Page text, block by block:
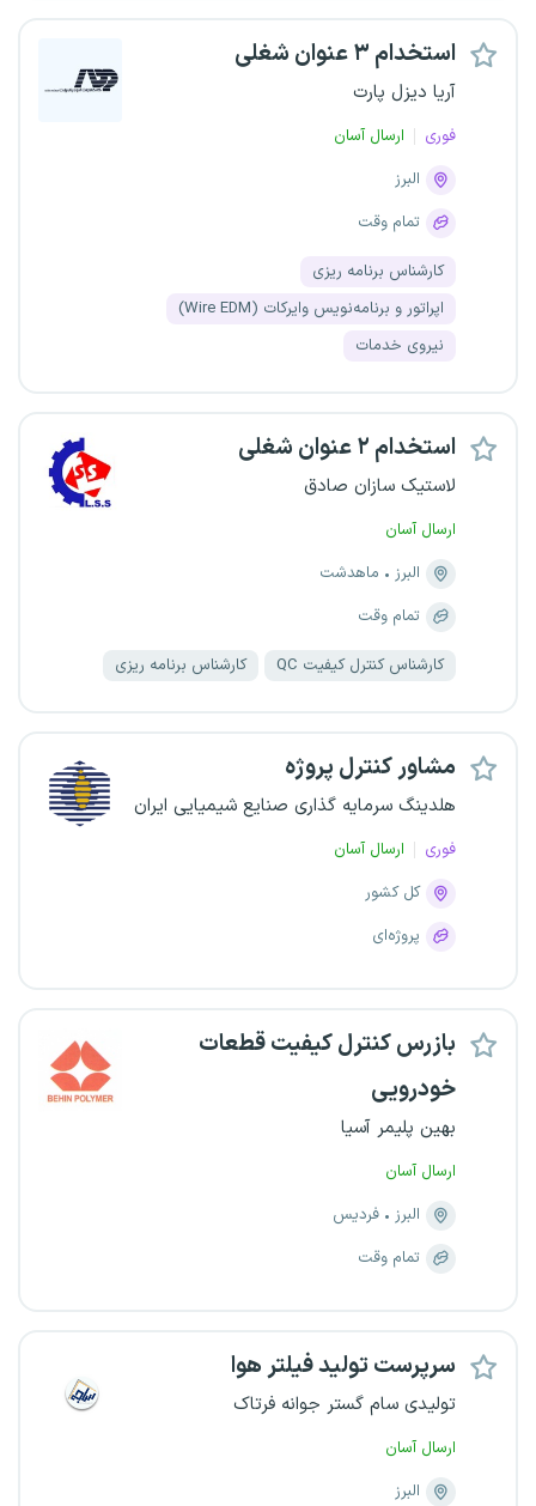
استخدام ۳ عنوان شغلی
آریا دیزل پارت
فوری
ارسال آسان
البرز
تمام وقت
کارشناس برنامه ریزی
اپراتور و برنامه‌نویس وایرکات (Wire EDM)
نیروی خدمات
استخدام ۲ عنوان شغلی
لاستیک سازان صادق
ارسال آسان
البرز
ماهدشت
تمام وقت
کارشناس کنترل کیفیت QC کارشناس برنامه ریزی
مشاور کنترل پروژه
هلدینگ سرمایه گذاری صنایع شیمیایی ایران
فوری
ارسال آسان
کل کشور
پروژه‌ای
بازرس کنترل کیفیت قطعات
خودرویی
بهین پلیمر آسیا
ارسال آسان
البرز
فردیس
تمام وقت
سرپرست تولید فیلتر هوا
تولیدی سام گستر جوانه فرتاک
ارسال آسان
البرز